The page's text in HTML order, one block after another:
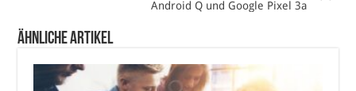
Android Q und Google Pixel 3a
Ähnliche Artikel